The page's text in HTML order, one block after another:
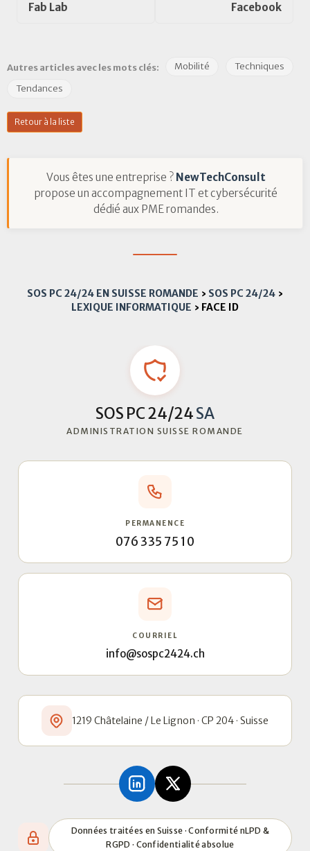
Fab Lab Facebook
Autres articles avec les mots clés: Mobilité
Techniques
Tendances
Retour à la liste
Vous êtes une entreprise ? NewTechConsult
propose un accompagnement IT et cybersécurité
dédié aux PME romandes.
SOS PC 24/24 EN SUISSE ROMANDE › SOS PC 24/24 ›
LEXIQUE INFORMATIQUE › FACE ID
SOS PC 24/24SA
ADMINISTRATION SUISSE ROMANDE
PERMANENCE
076 335 75 10
COURRIEL
info@sospc2424.ch
1219 Châtelaine / Le Lignon · CP 204 · Suisse
Données traitées en Suisse · Conformité nLPD &
RGPD · Confidentialité absolue